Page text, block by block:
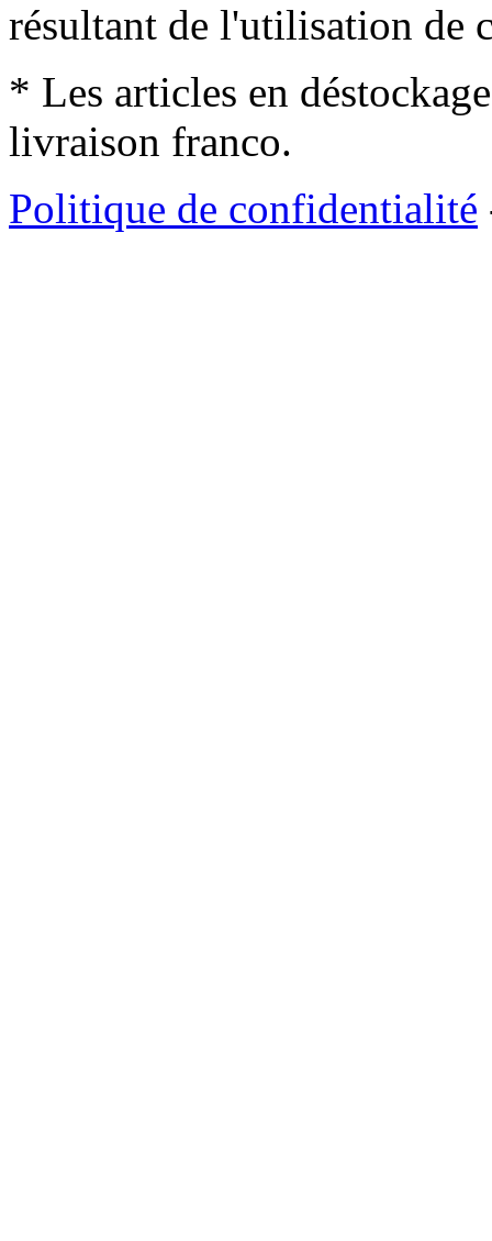
résultant de l'utilisation de
* Les articles en
livraison franco.
Politique de confidentialité